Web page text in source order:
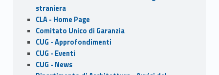
k
straniera
CLA - Home Page
Comitato Unico di Garanzia
CUG - Approfondimenti
CUG - Eventi
CUG - News